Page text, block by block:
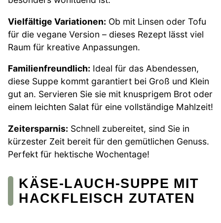
Vielfältige Variationen: Ob mit Linsen oder Tofu
für die vegane Version – dieses Rezept lässt viel
Raum für kreative Anpassungen.
Familienfreundlich: Ideal für das Abendessen,
diese Suppe kommt garantiert bei Groß und Klein
gut an. Servieren Sie sie mit knusprigem Brot oder
einem leichten Salat für eine vollständige Mahlzeit!
Zeitersparnis: Schnell zubereitet, sind Sie in
kürzester Zeit bereit für den gemütlichen Genuss.
Perfekt für hektische Wochentage!
KÄSE-LAUCH-SUPPE MIT
HACKFLEISCH ZUTATEN